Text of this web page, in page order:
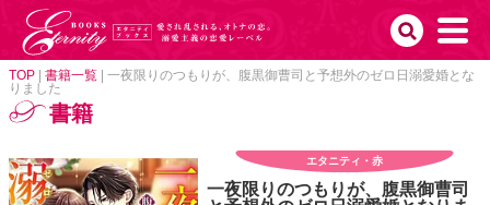
TOP 書籍一覧
一夜限りのつもりが、腹黒御曹司と予想外のゼロ日溺愛婚とな
りました
書籍
エタニティ・赤
一夜限りのつもりが、腹黒御曹司